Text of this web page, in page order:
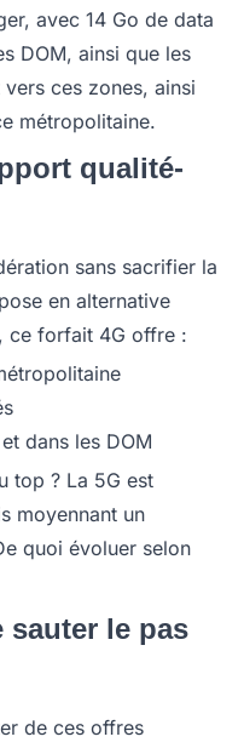
avec 14 Go de data
DOM, ainsi que les
ces zones, ainsi
métropolitaine.
qualité-
sans sacrifier la
en alternative
ce forfait 4G offre :
dans les DOM
top ? La 5G est
moyennant un
quoi évoluer selon
sauter le pas
de ces offres